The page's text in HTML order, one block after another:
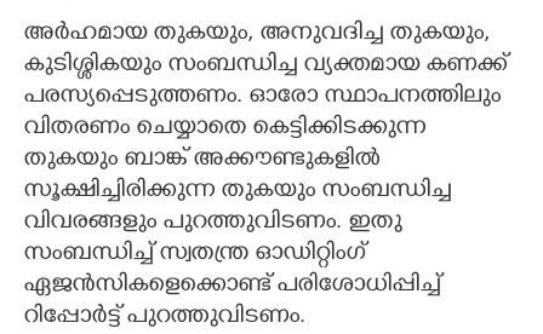
അർഹമായ തുകയും,​ അനുവദിച്ച തുകയും,​
കുടിശ്ശികയും സംബന്ധിച്ച വ്യക്തമായ കണക്ക്
പരസ്യപ്പെടുത്തണം. ഓരോ സ്ഥാപനത്തിലും
വിതരണം ചെയ്യാതെ കെട്ടിക്കിടക്കുന്ന
തുകയും ബാങ്ക് അക്കൗണ്ടുകളിൽ
സൂക്ഷിച്ചിരിക്കുന്ന തുകയും സംബന്ധിച്ച
വിവരങ്ങളും പുറത്തുവിടണം. ഇതു
സംബന്ധിച്ച് സ്വതന്ത്ര ഓഡിറ്റിംഗ്
ഏജൻസികളെക്കൊണ്ട് പരിശോധിപ്പിച്ച്
റിപ്പോർട്ട് പുറത്തുവിടണം.